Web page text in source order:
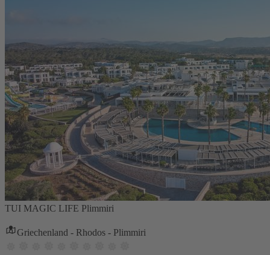
TUI MAGIC LIFE Plimmiri
Griechenland - Rhodos - Plimmiri